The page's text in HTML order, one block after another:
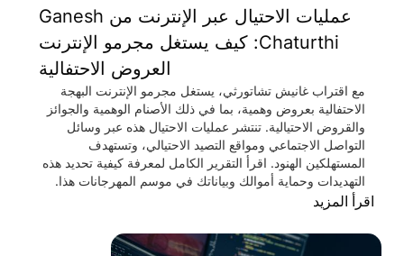
عمليات الاحتيال عبر الإنترنت من Ganesh
Chaturthi: كيف يستغل مجرمو الإنترنت
العروض الاحتفالية
مع اقتراب غانيش تشاتورثي، يستغل مجرمو الإنترنت البهجة
الاحتفالية بعروض وهمية، بما في ذلك الأصنام الوهمية والجوائز
والقروض الاحتيالية. تنتشر عمليات الاحتيال هذه عبر وسائل
التواصل الاجتماعي ومواقع التصيد الاحتيالي، وتستهدف
المستهلكين الهنود. اقرأ التقرير الكامل لمعرفة كيفية تحديد هذه
التهديدات وحماية أموالك وبياناتك في موسم المهرجانات هذا.
اقرأ المزيد